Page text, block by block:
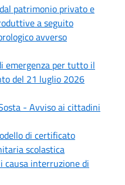
patrimonio privato e
a seguito
avverso
emergenza per tutto il
del 21 luglio 2026
- Avviso ai cittadini
di certificato
scolastica
causa interruzione di